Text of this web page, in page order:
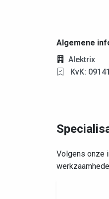
Algemene
Alektrix
KvK:
Volgens onze